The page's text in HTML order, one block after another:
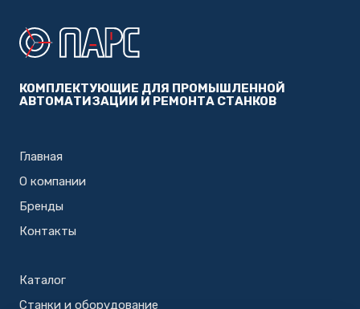
КОМПЛЕКТУЮЩИЕ ДЛЯ ПРОМЫШЛЕННОЙ
АВТОМАТИЗАЦИИ И РЕМОНТА СТАНКОВ
Главная
О компании
Бренды
Контакты
Каталог
Станки и оборудование